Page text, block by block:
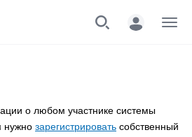
о любом участнике системы
нужно зарегистрировать собственный